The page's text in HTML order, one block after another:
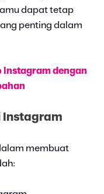
dapat tetap
penting dalam
Instagram dengan
Instagram
membuat